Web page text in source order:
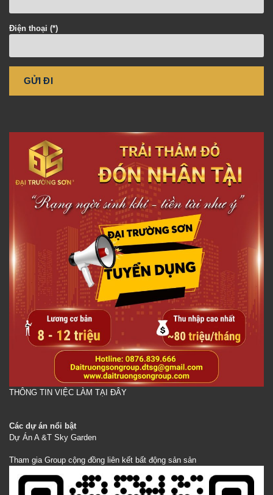
Điện thoại (*)
THÔNG TIN VIỆC LÀM TẠI ĐÂY
Các dự án nổi bật
Dự Án A &T Sky Garden
Tham gia Group cộng đồng liên kết bất động sản sản